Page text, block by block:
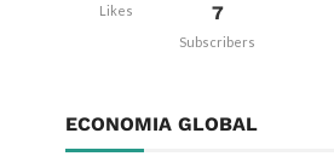
Likes 7
Subscribers
ECONOMIA GLOBAL